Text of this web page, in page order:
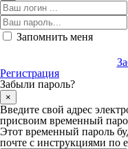
Запомнить меня
Регистрация
Забыли пароль?
×
Введите свой адрес
присвоим временный
Этот временный пароль
почте с инструкциями по